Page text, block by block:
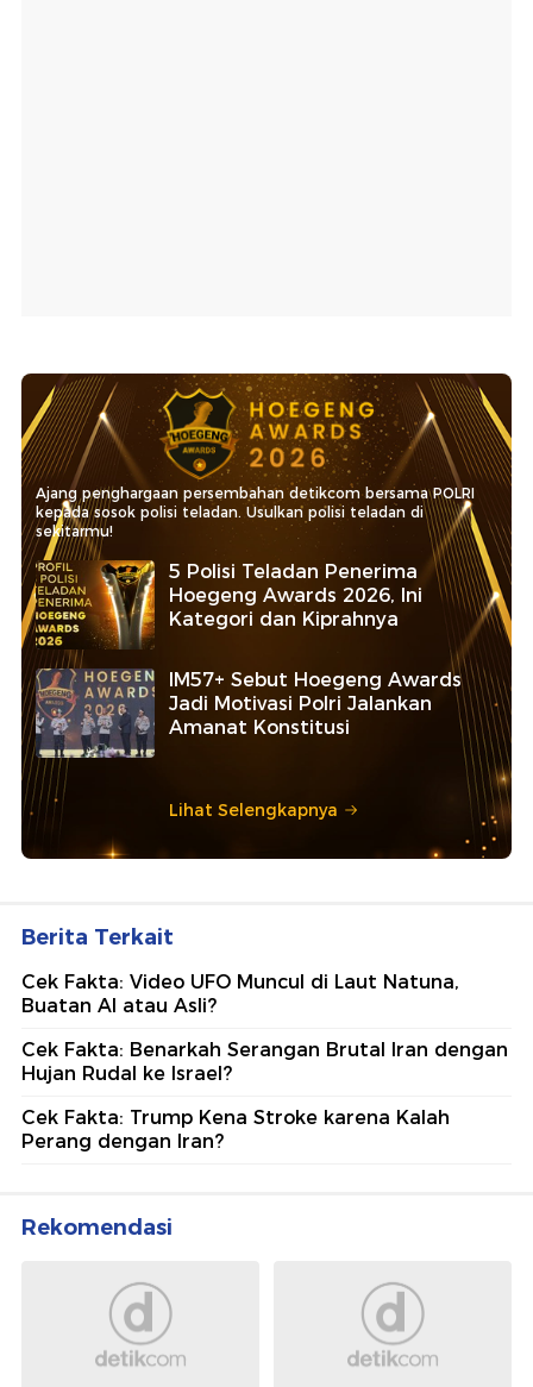
Ajang penghargaan persembahan detikcom bersama POLRI
kepada sosok polisi teladan. Usulkan polisi teladan di
sekitarmu!
5 Polisi Teladan Penerima
Hoegeng Awards 2026, Ini
Kategori dan Kiprahnya
IM57+ Sebut Hoegeng Awards
Jadi Motivasi Polri Jalankan
Amanat Konstitusi
Lihat Selengkapnya
Berita Terkait
Cek Fakta: Video UFO Muncul di Laut Natuna,
Buatan AI atau Asli?
Cek Fakta: Benarkah Serangan Brutal Iran dengan
Hujan Rudal ke Israel?
Cek Fakta: Trump Kena Stroke karena Kalah
Perang dengan Iran?
Rekomendasi